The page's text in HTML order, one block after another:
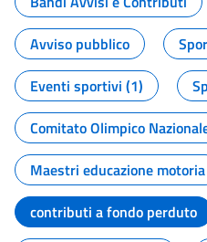
Avviso pubblico
Eventi sportivi (1)
Comitato Olimpico
Maestri educazione motoria
contributi a fondo perduto